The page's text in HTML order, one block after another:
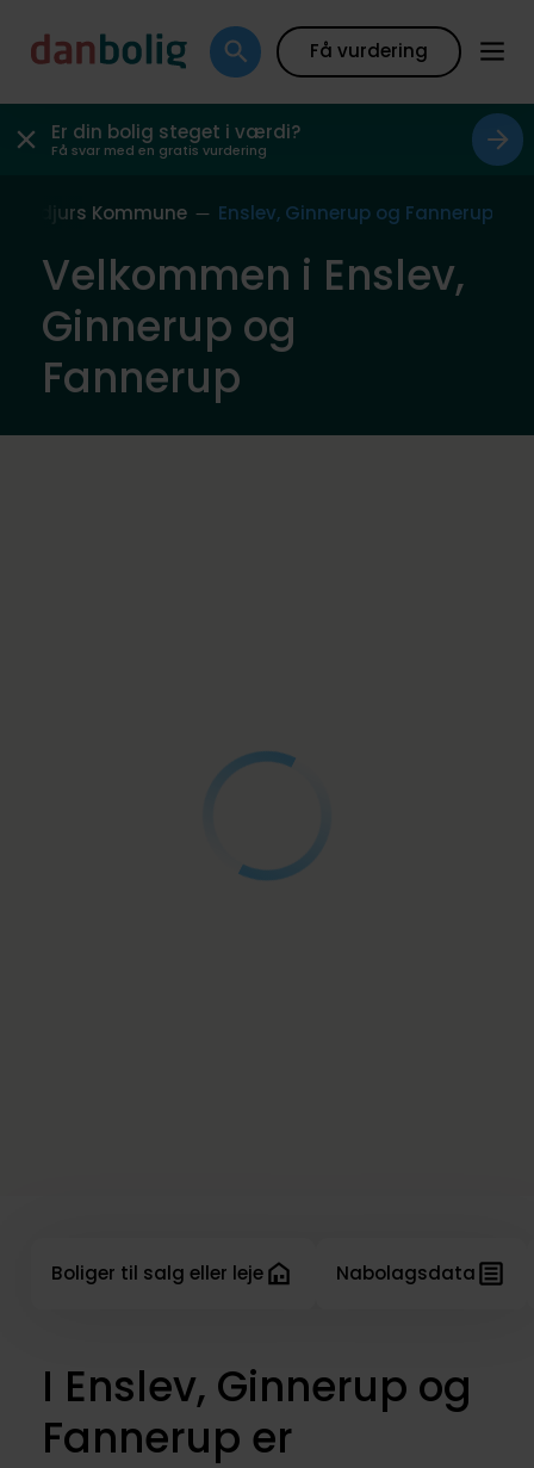
Få vurdering
Er din bolig steget i værdi?
Få svar med en gratis vurdering
Kommune Enslev, Ginnerup og Fannerup
Velkommen i Enslev,
Ginnerup og
Fannerup
Boliger til salg eller leje Nabolagsdata
I Enslev, Ginnerup og
Fannerup er